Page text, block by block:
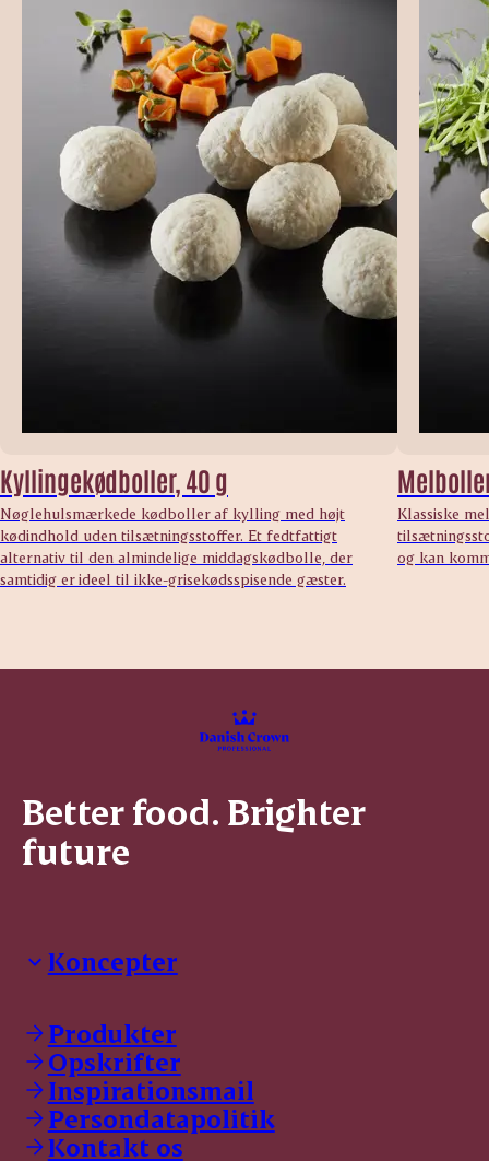
Kyllingekødboller, 40 g
Nøglehulsmærkede kødboller af kylling med højt
kødindhold uden tilsætningsstoffer. Et fedtfattigt
alternativ til den almindelige middagskødbolle, der
samtidig er ideel til ikke-grisekødsspisende gæster.
Klassiske
og kan
Better food. Brighter
future
Koncepter
Dyrbar
GØL
Tulip
Friland
Dansk Kødkvæg
STOLT
Dansk Kalv
Produkter
Opskrifter
Inspirationsmail
Persondatapolitik
Kontakt os